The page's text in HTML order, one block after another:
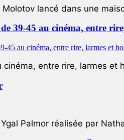
lancé dans une
39-45 au cinéma, entre
entre rire, larmes et
Palmor réalisée par